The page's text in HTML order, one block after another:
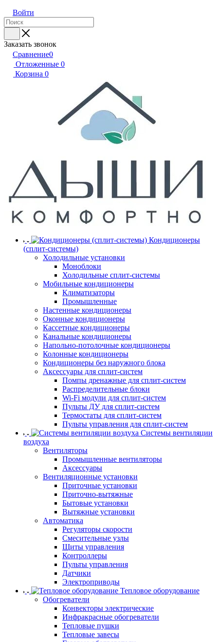
Войти
Заказать звонок
Сравнение0
Отложенные 0
Корзина 0
Кондиционеры
(сплит-системы)
Холодильные установки
Моноблоки
Холодильные сплит-системы
Мобильные кондиционеры
Климатизаторы
Промышленные
Настенные кондиционеры
Оконные кондиционеры
Кассетные кондиционеры
Канальные кондиционеры
Напольно-потолочные кондиционеры
Колонные кондиционеры
Кондиционеры без наружного блока
Аксессуары для сплит-систем
Помпы дренажные для сплит-систем
Распределительные блоки
Wi-Fi модули для сплит-систем
Пульты ДУ для сплит-систем
Термостаты для сплит-систем
Пульты управления для сплит-систем
Системы вентиляции
воздуха
Вентиляторы
Промышленные вентиляторы
Аксессуары
Вентиляционные установки
Приточные установки
Приточно-вытяжные
Бытовые установки
Вытяжные установки
Автоматика
Регуляторы скорости
Смесительные узлы
Щиты управления
Контроллеры
Пульты управления
Датчики
Электроприводы
Тепловое оборудование
Обогреватели
Конвекторы электрические
Инфракрасные обогреватели
Тепловые пушки
Тепловые завесы